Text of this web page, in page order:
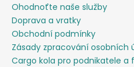
Ohodnoťte naše služby
Doprava a vratky
Obchodní podmínky
Zásady zpracování osobních
Cargo kola pro podnikatele a